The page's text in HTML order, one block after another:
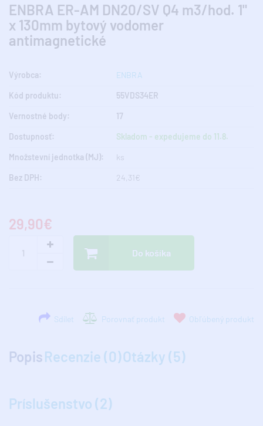
ENBRA ER-AM DN20/SV Q4 m3/hod. 1"
x 130mm bytový vodomer
antimagnetické
Výrobca: ENBRA
Kód produktu: 55VDS34ER
Vernostné body: 17
Dostupnosť: Skladom - expedujeme do 11.8.
Množstevní jednotka (MJ): ks
Bez DPH: 24,31€
29,90€
Do košíka
Sdílet Porovnať produkt Obľúbený produkt
PopisRecenzie (0)Otázky (5)
Príslušenstvo (2)